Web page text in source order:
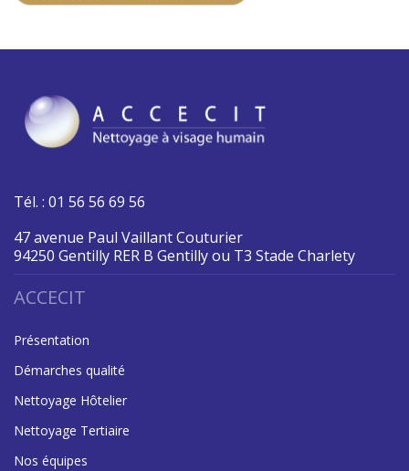
Tél. : 01 56 56 69 56
47 avenue Paul Vaillant Couturier
94250 Gentilly RER B Gentilly ou T3 Stade Charlety
ACCECIT
Présentation
Démarches qualité
Nettoyage Hôtelier
Nettoyage Tertiaire
Nos équipes